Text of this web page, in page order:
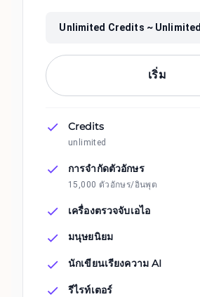
Unlimited Credits ~ Unlimited
เริ่ม
Credits
unlimited
การจำกัดตัวอักษร
15,000 ตัวอักษร/อินพุต
เครื่องตรวจจับเอไอ
มนุษยนิยม
นักเขียนเรียงความ AI
รีไรท์เตอร์